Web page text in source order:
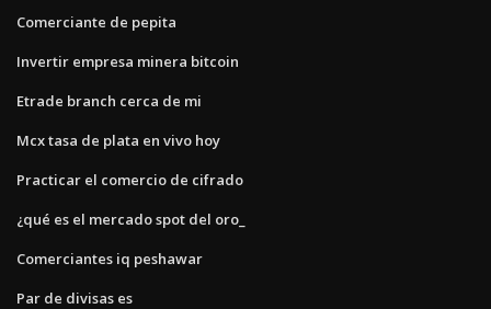
Comerciante de pepita
Invertir empresa minera bitcoin
Etrade branch cerca de mi
Mcx tasa de plata en vivo hoy
Practicar el comercio de cifrado
¿qué es el mercado spot del oro_
Comerciantes iq peshawar
Par de divisas es